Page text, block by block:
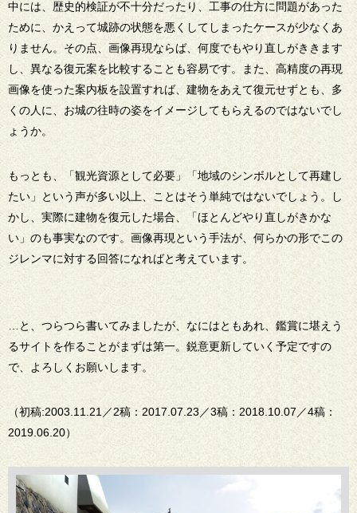
中には、歴史的検証が不十分だったり、工事の仕方に問題があった
ために、かえって城跡の状態を悪くしてしまったケースが少なくあ
りません。その点、画像再現ならば、何度でもやり直しがききます
し、異なる復元案を比較することも容易です。また、高精度の再現
画像を使った案内板を設置すれば、建物をあえて復元せずとも、多
くの人に、お城の往時の姿をイメージしてもらえるのではないでし
ょうか。
もっとも、「観光資源として必要」「地域のシンボルとして再建し
たい」という声が多い以上、ことはそう単純ではないでしょう。し
かし、実際に建物を復元した場合、「ほとんどやり直しがきかな
い」のも事実なのです。画像再現という手法が、何らかの形でこの
ジレンマに対する回答になればと考えています。
…と、つらつら書いてみましたが、なにはともあれ、鑑賞に堪えう
るサイトを作ることがまずは第一。鋭意更新していく予定ですの
で、よろしくお願いします。
（初稿:2003.11.21／2稿：2017.07.23／3稿：2018.10.07／4稿：
2019.06.20）